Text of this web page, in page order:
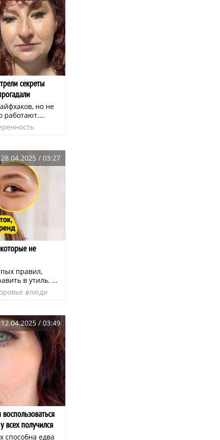
секреты
но не
работают.
решили
от
которые
28.04.2025 / 03:27
не
правил,
в утиль. К
просто жить
И если кто-то
их проблема,
Содержит
люди
12.04.2025 / 03:49
всех получился
способна едва